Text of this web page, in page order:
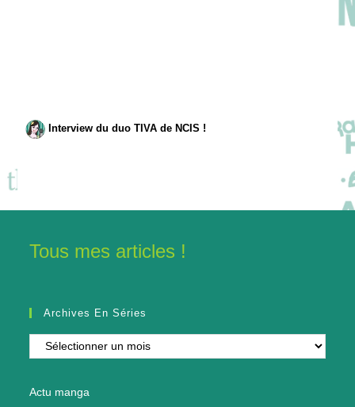
Interview du duo TIVA de NCIS !
Tous mes articles !
Archives En Séries
Archives
en
Actu manga